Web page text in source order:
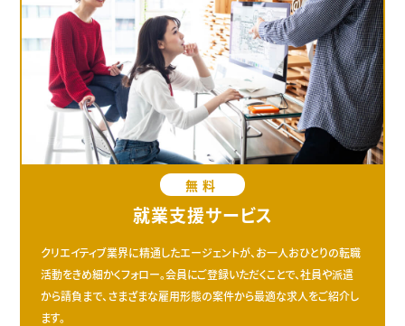
無料
就業支援サービス
クリエイティブ業界に精通したエージェントが、お一人おひとりの転職
活動をきめ細かくフォロー。会員にご登録いただくことで、社員や派遣
から請負まで、さまざまな雇用形態の案件から最適な求人をご紹介し
ます。